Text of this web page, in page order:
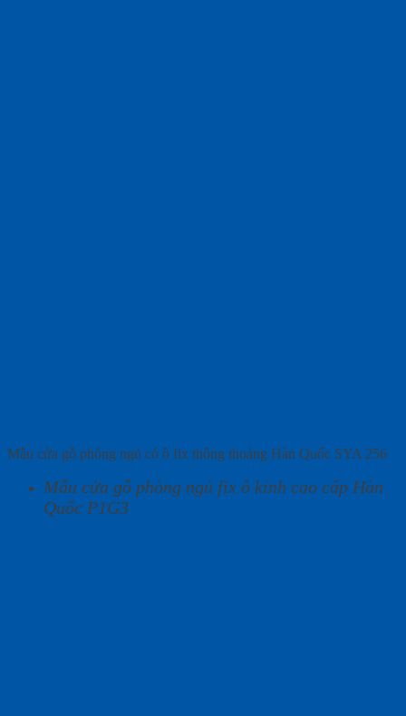
Mẫu cửa gỗ phòng ngủ có ô fix thông thoáng Hàn Quốc SYA 256
Mẫu cửa gỗ phòng ngủ fix ô kính cao cấp Hàn
Quốc P1G3